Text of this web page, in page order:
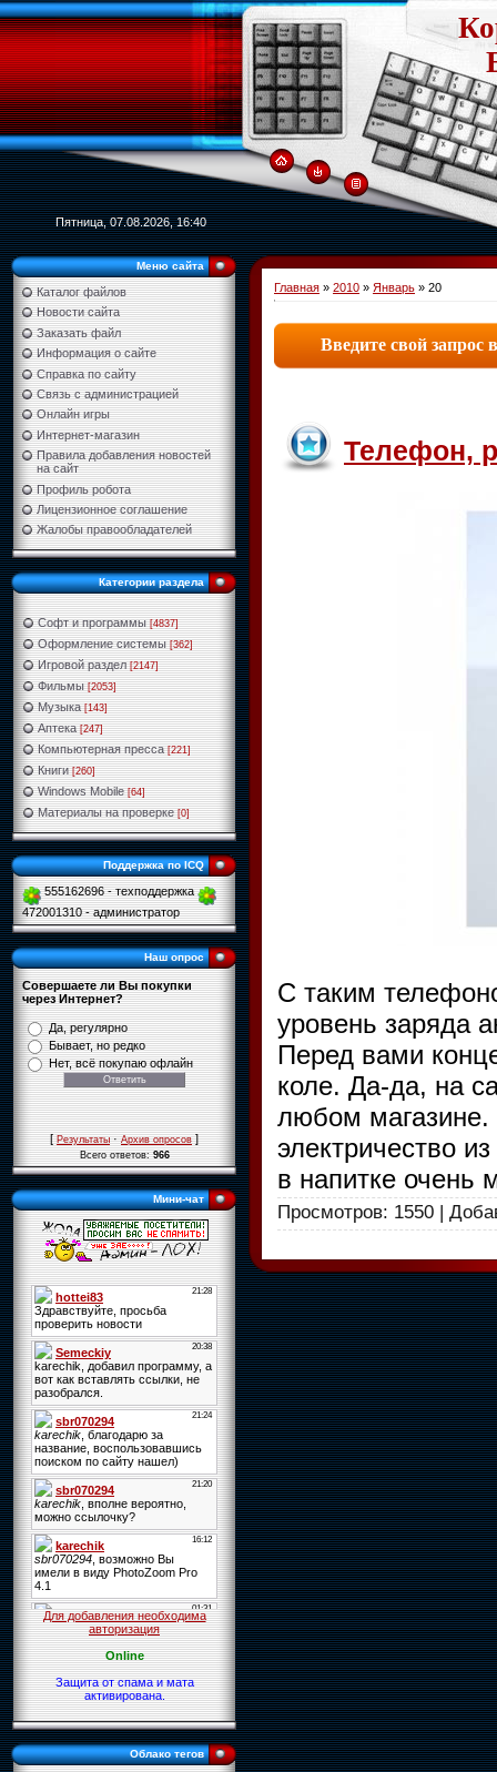
Пятница, 07.08.2026, 16:40
Меню сайта
Каталог файлов
Новости сайта
Заказать файл
Информация о сайте
Справка по сайту
Связь с администрацией
Онлайн игры
Интернет-магазин
Правила добавления новостей
на сайт
Профиль робота
Лицензионное соглашение
Жалобы правообладателей
Категории раздела
Софт и программы [4837]
Оформление системы [362]
Игровой раздел [2147]
Фильмы [2053]
Музыка [143]
Аптека [247]
Компьютерная пресса [221]
Книги [260]
Windows Mobile [64]
Материалы на проверке [0]
Поддержка по ICQ
555162696 - техподдержка
472001310 - администратор
Наш опрос
Совершаете ли Вы покупки
через Интернет?
Да, регулярно
Бывает, но редко
Нет, всё покупаю офлайн
[Результаты·Архив опросов]
Всего ответов:966
Мини-чат
Для добавления необходима
авторизация
Online
Защита от спама и мата
активирована.
Облако тегов
Главная » 2010 » Январь » 20
Телефон,
C таким
уровень заряда
Перед вами
коле. Да-да, на
любом магазине.
электричество
в напитке очень
Просмотров: 1550 |